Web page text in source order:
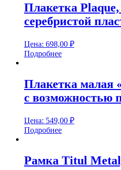
Плакетка
серебристой
Цена: 698,00 ₽
Подробнее
Плакетка малая
с возможностью
Цена: 549,00 ₽
Подробнее
Рамка Titul